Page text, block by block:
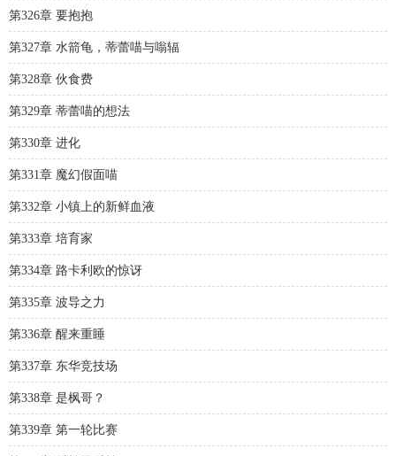
第326章 要抱抱
第327章 水箭龟，蒂蕾喵与嗡辐
第328章 伙食费
第329章 蒂蕾喵的想法
第330章 进化
第331章 魔幻假面喵
第332章 小镇上的新鲜血液
第333章 培育家
第334章 路卡利欧的惊讶
第335章 波导之力
第336章 醒来重睡
第337章 东华竞技场
第338章 是枫哥？
第339章 第一轮比赛